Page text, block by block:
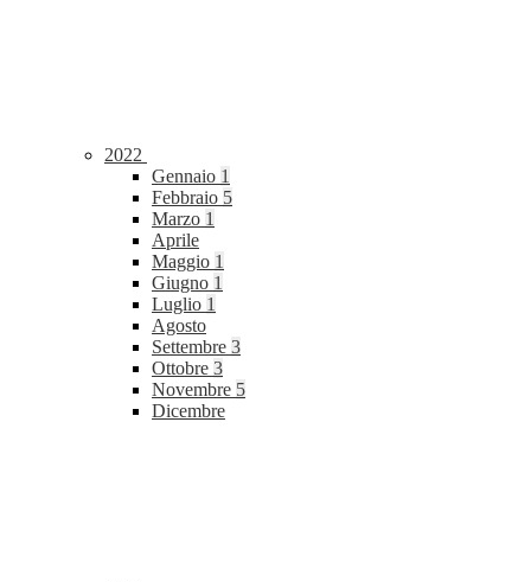
2022
Gennaio 1
Febbraio 5
Marzo 1
Aprile
Maggio 1
Giugno 1
Luglio 1
Agosto
Settembre 3
Ottobre 3
Novembre 5
Dicembre